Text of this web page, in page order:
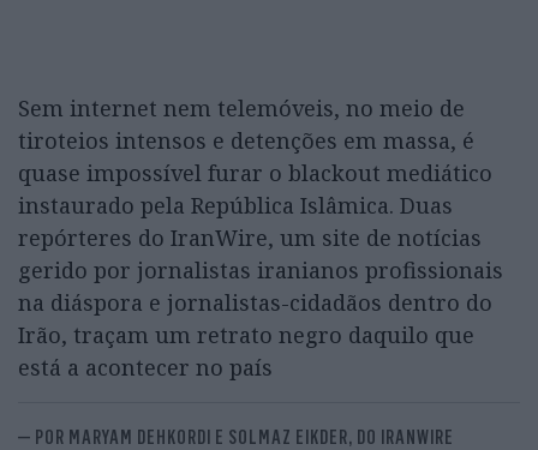
Sem internet nem telemóveis, no meio de
tiroteios intensos e detenções em massa, é
quase impossível furar o blackout mediático
instaurado pela República Islâmica. Duas
repórteres do IranWire, um site de notícias
gerido por jornalistas iranianos profissionais
na diáspora e jornalistas-cidadãos dentro do
Irão, traçam um retrato negro daquilo que
está a acontecer no país
— POR MARYAM DEHKORDI E SOLMAZ EIKDER, DO IRANWIRE